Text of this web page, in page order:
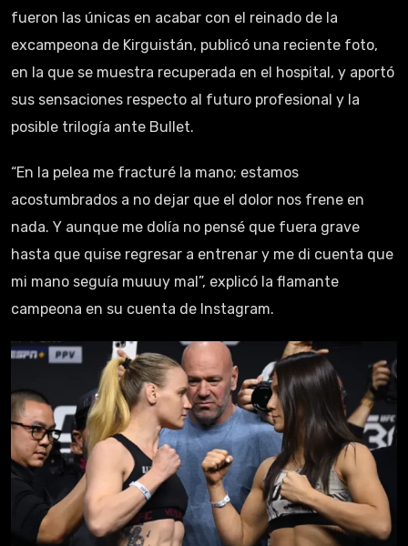
fueron las únicas en acabar con el reinado de la
excampeona de Kirguistán, publicó una reciente foto,
en la que se muestra recuperada en el hospital, y aportó
sus sensaciones respecto al futuro profesional y la
posible trilogía ante Bullet.
“En la pelea me fracturé la mano; estamos
acostumbrados a no dejar que el dolor nos frene en
nada. Y aunque me dolía no pensé que fuera grave
hasta que quise regresar a entrenar y me di cuenta que
mi mano seguía muuuy mal”, explicó la flamante
campeona en su cuenta de Instagram.